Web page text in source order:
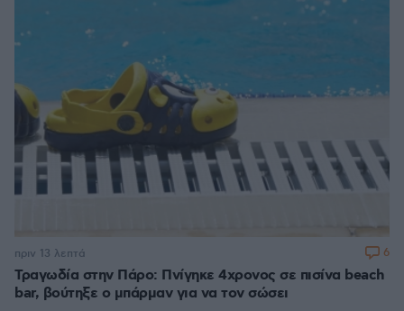
Τραγωδία στην Πάρο: Πνίγηκε 4χρονος σε πισίνα beach
bar, βούτηξε ο μπάρμαν για να τον σώσει
πριν 13 λεπτά 6